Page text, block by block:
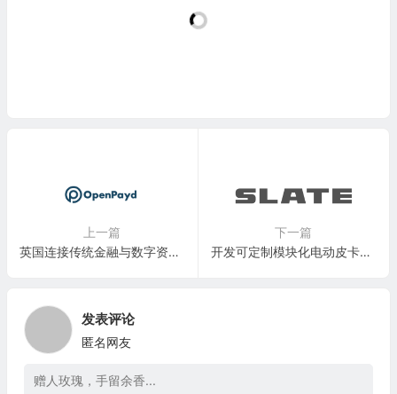
上一篇
英国连接传统金融与数字资产的全球金融基础设施平台：OpenPayd(OP)
下一篇
开发可定制模块化电动皮卡的电动汽车公司：Slate Auto
发表评论
匿名网友